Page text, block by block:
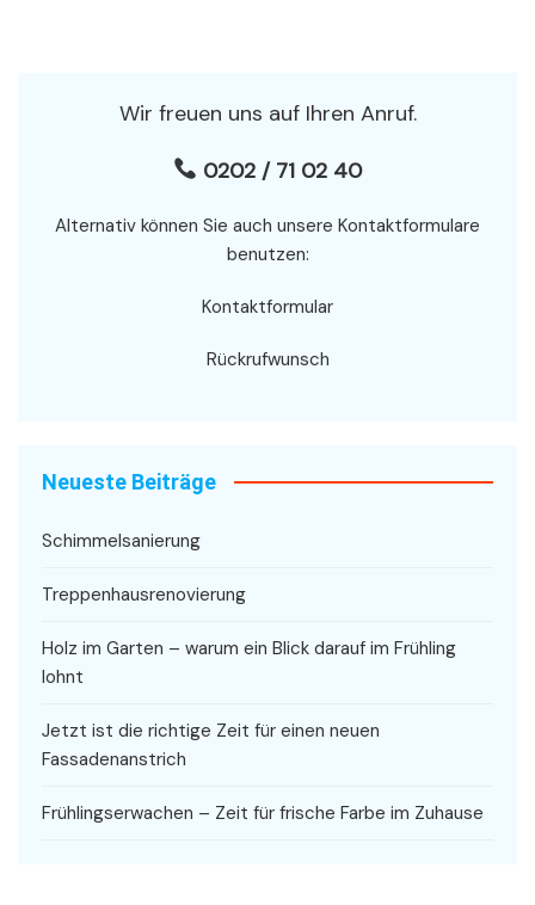
Wir freuen uns auf Ihren Anruf.
0202 / 71 02 40
Alternativ können Sie auch unsere Kontaktformulare
benutzen:
Kontaktformular
Rückrufwunsch
Neueste Beiträge
Schimmelsanierung
Treppenhausrenovierung
Holz im Garten – warum ein Blick darauf im Frühling
lohnt
Jetzt ist die richtige Zeit für einen neuen
Fassadenanstrich
Frühlingserwachen – Zeit für frische Farbe im Zuhause